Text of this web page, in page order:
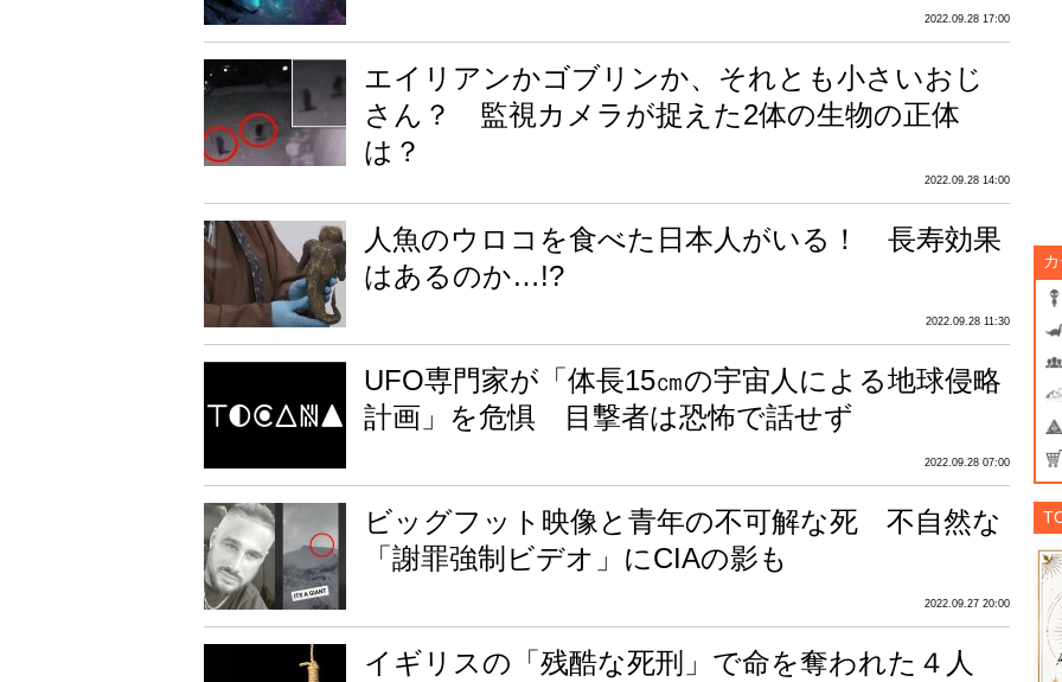
2022.09.28 17:00
エイリアンかゴブリンか、それとも小さいおじ
さん？ 監視カメラが捉えた2体の生物の正体
は？
2022.09.28 14:00
人魚のウロコを食べた日本人がいる！ 長寿効果
はあるのか…!?
2022.09.28 11:30
UFO専門家が「体長15㎝の宇宙人による地球侵略
計画」を危惧 目撃者は恐怖で話せず
2022.09.28 07:00
ビッグフット映像と青年の不可解な死 不自然な
「謝罪強制ビデオ」にCIAの影も
2022.09.27 20:00
イギリスの「残酷な死刑」で命を奪われた４人